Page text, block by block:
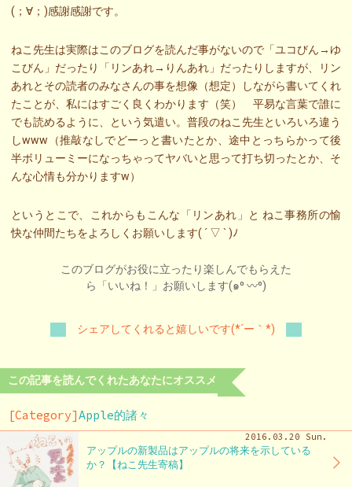
(；∀；)感謝感謝です。
ねこ先生は実際はこのブログを読んだ事がないので「ユコびん→ゆ
こびん」だったり「リンあれ→りんあれ」だったりしますが、リン
あれとその読者のみなさんの事を想像（想定）しながら書いてくれ
たことが、私にはすごく良くわかります（笑） 平易な言葉で誰に
でも読めるように、という気遣い。普段のねこ先生といろいろ違う
しwww（推敲なしでどーっと書いたとか、途中とっちらかって後
半ボリューミーになっちゃってヤバいと思って打ち切ったとか、そ
んな心情も分かりますw）
というとこで、これからもこんな「リンあれ」と ねこ事務所の愉
快な仲間たちをよろしくお願いします( ´ ▽ ` )ﾉ
このブログがお役に立ったり楽しんでもらえた
ら「いいね！」お願いします(๑⁰ 〰⁰)
シェアしてくれると嬉しいです(*´ー｀*)
この記事を読んでくれたあなたにオススメ
[Category]Apple的諸々
2016.03.20 Sun.
アップルの新製品はアップルの将来を示している
か？【ねこ先生寄稿】